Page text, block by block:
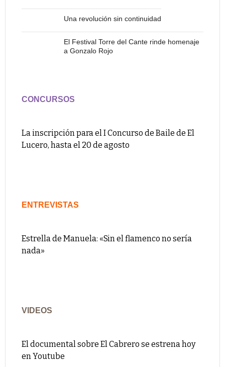
Una revolución sin continuidad
El Festival Torre del Cante rinde homenaje
a Gonzalo Rojo
CONCURSOS
La inscripción para el I Concurso de Baile de El
Lucero, hasta el 20 de agosto
ENTREVISTAS
Estrella de Manuela: «Sin el flamenco no sería
nada»
VIDEOS
El documental sobre El Cabrero se estrena hoy
en Youtube